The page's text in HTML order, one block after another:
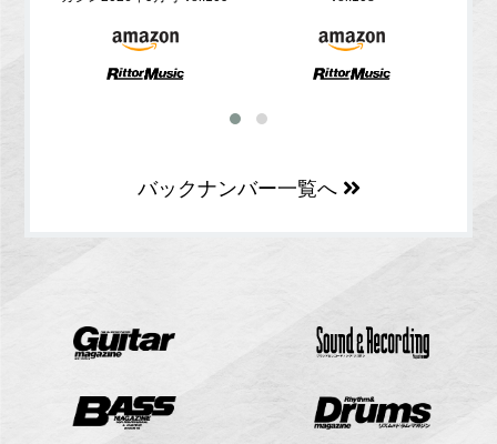
バックナンバー一覧へ